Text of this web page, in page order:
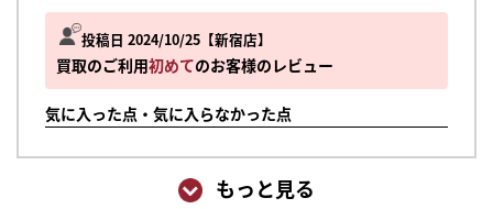
投稿日 2024/10/25 新宿店
買取のご利用初めてのお客様のレビュー
気に入った点・気に入らなかった点
もっと見る